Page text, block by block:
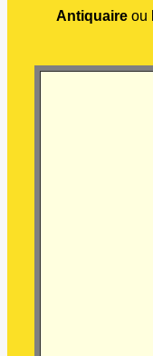
Antiquaireou